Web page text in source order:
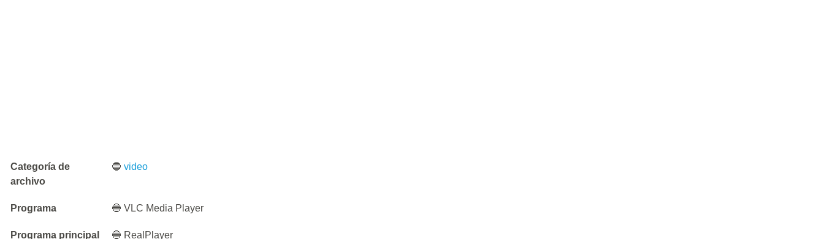
Categoría de
archivo
🔵video
Programa 🔵 VLC Media Player
Programa principal 🔵 RealPlayer